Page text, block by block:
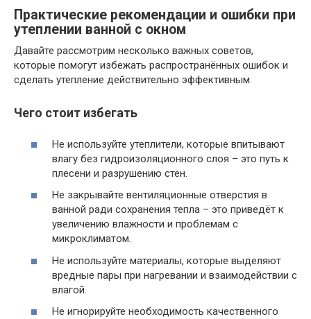
Практические рекомендации и ошибки при
утеплении ванной с окном
Давайте рассмотрим несколько важных советов,
которые помогут избежать распространённых ошибок и
сделать утепление действительно эффективным.
Чего стоит избегать
Не используйте утеплители, которые впитывают
влагу без гидроизоляционного слоя – это путь к
плесени и разрушению стен.
Не закрывайте вентиляционные отверстия в
ванной ради сохранения тепла – это приведёт к
увеличению влажности и проблемам с
микроклиматом.
Не используйте материалы, которые выделяют
вредные пары при нагревании и взаимодействии с
влагой.
Не игнорируйте необходимость качественного